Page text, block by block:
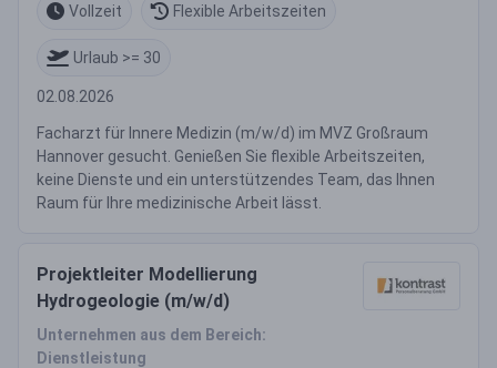
Vollzeit
Flexible Arbeitszeiten
Urlaub >= 30
02.08.2026
Facharzt für Innere Medizin (m/w/d) im MVZ Großraum
Hannover gesucht. Genießen Sie flexible Arbeitszeiten,
keine Dienste und ein unterstützendes Team, das Ihnen
Raum für Ihre medizinische Arbeit lässt.
Projektleiter Modellierung
Hydrogeologie (m/w/d)
Unternehmen aus dem Bereich:
Dienstleistung